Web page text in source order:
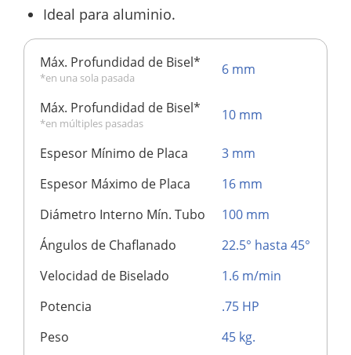
Ideal para aluminio.
Máx. Profundidad de Bisel*
*en una sola pasada 6 mm
Máx. Profundidad de Bisel*
*en múltiples pasadas 10 mm
Espesor Mínimo de Placa
3 mm
Espesor Máximo de Placa
16 mm
Diámetro Interno Mín. Tubo
100 mm
Ángulos de Chaflanado
22.5° hasta 45°
Velocidad de Biselado
1.6 m/min
Potencia
.75 HP
Peso
45 kg.